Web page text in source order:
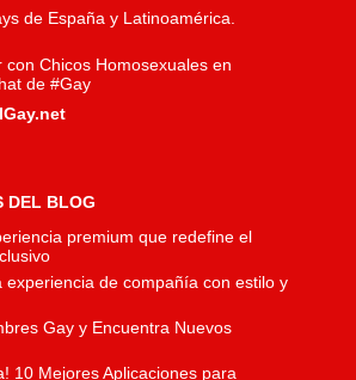
de España y Latinoamérica.
Chicos Homosexuales en
de #Gay
DEL BLOG
premium que redefine el
experiencia de compañía con estilo y
Gay y Encuentra Nuevos
10 Mejores Aplicaciones para